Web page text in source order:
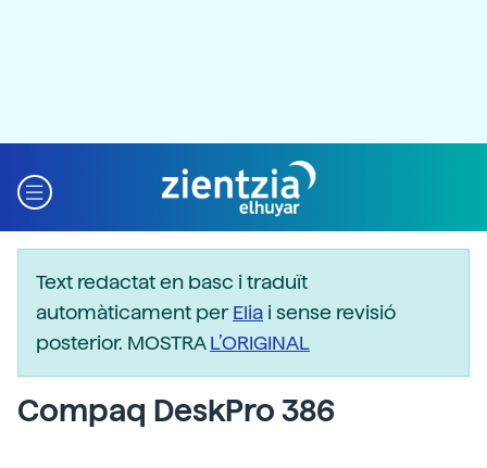
Text redactat en basc i traduït
automàticament perElia i sense revisió
posterior. MOSTRAL’ORIGINAL
Compaq DeskPro 386